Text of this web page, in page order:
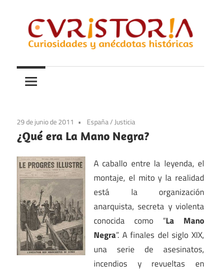
contenido
Curistoria
y
anécdotas
historia
29 de junio de 2011 España/ Justicia
¿Qué era La Mano Negra?
A caballo entre la leyenda, el
montaje, el mito y la realidad
está la organización
anarquista, secreta y violenta
conocida como “La Mano
Negra”. A finales del siglo XIX,
una serie de asesinatos,
incendios y revueltas en